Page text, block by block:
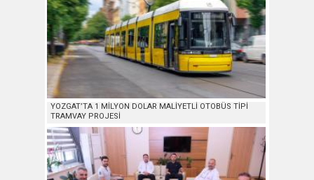
YOZGAT’TA 1 MİLYON DOLAR MALİYETLİ OTOBÜS TİPİ
TRAMVAY PROJESİ